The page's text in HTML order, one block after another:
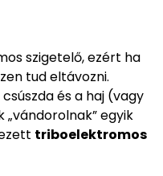
szigetelő, ezért ha
tud eltávozni.
és a haj (vagy
egyik
triboelektromos